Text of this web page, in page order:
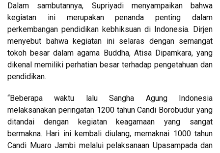
Dalam sambutannya, Supriyadi menyampaikan bahwa
kegiatan ini merupakan penanda penting dalam
perkembangan pendidikan kebhiksuan di Indonesia. Dirjen
menyebut bahwa kegiatan ini selaras dengan semangat
tokoh besar dalam agama Buddha, Atisa Dipamkara, yang
dikenal memiliki perhatian besar terhadap pengetahuan dan
pendidikan.
“Beberapa waktu lalu Sangha Agung Indonesia
melaksanakan peringatan 1200 tahun Candi Borobudur yang
ditandai dengan kegiatan keagamaan yang sangat
bermakna. Hari ini kembali diulang, memaknai 1000 tahun
Candi Muaro Jambi melalui pelaksanaan Upasampada dan